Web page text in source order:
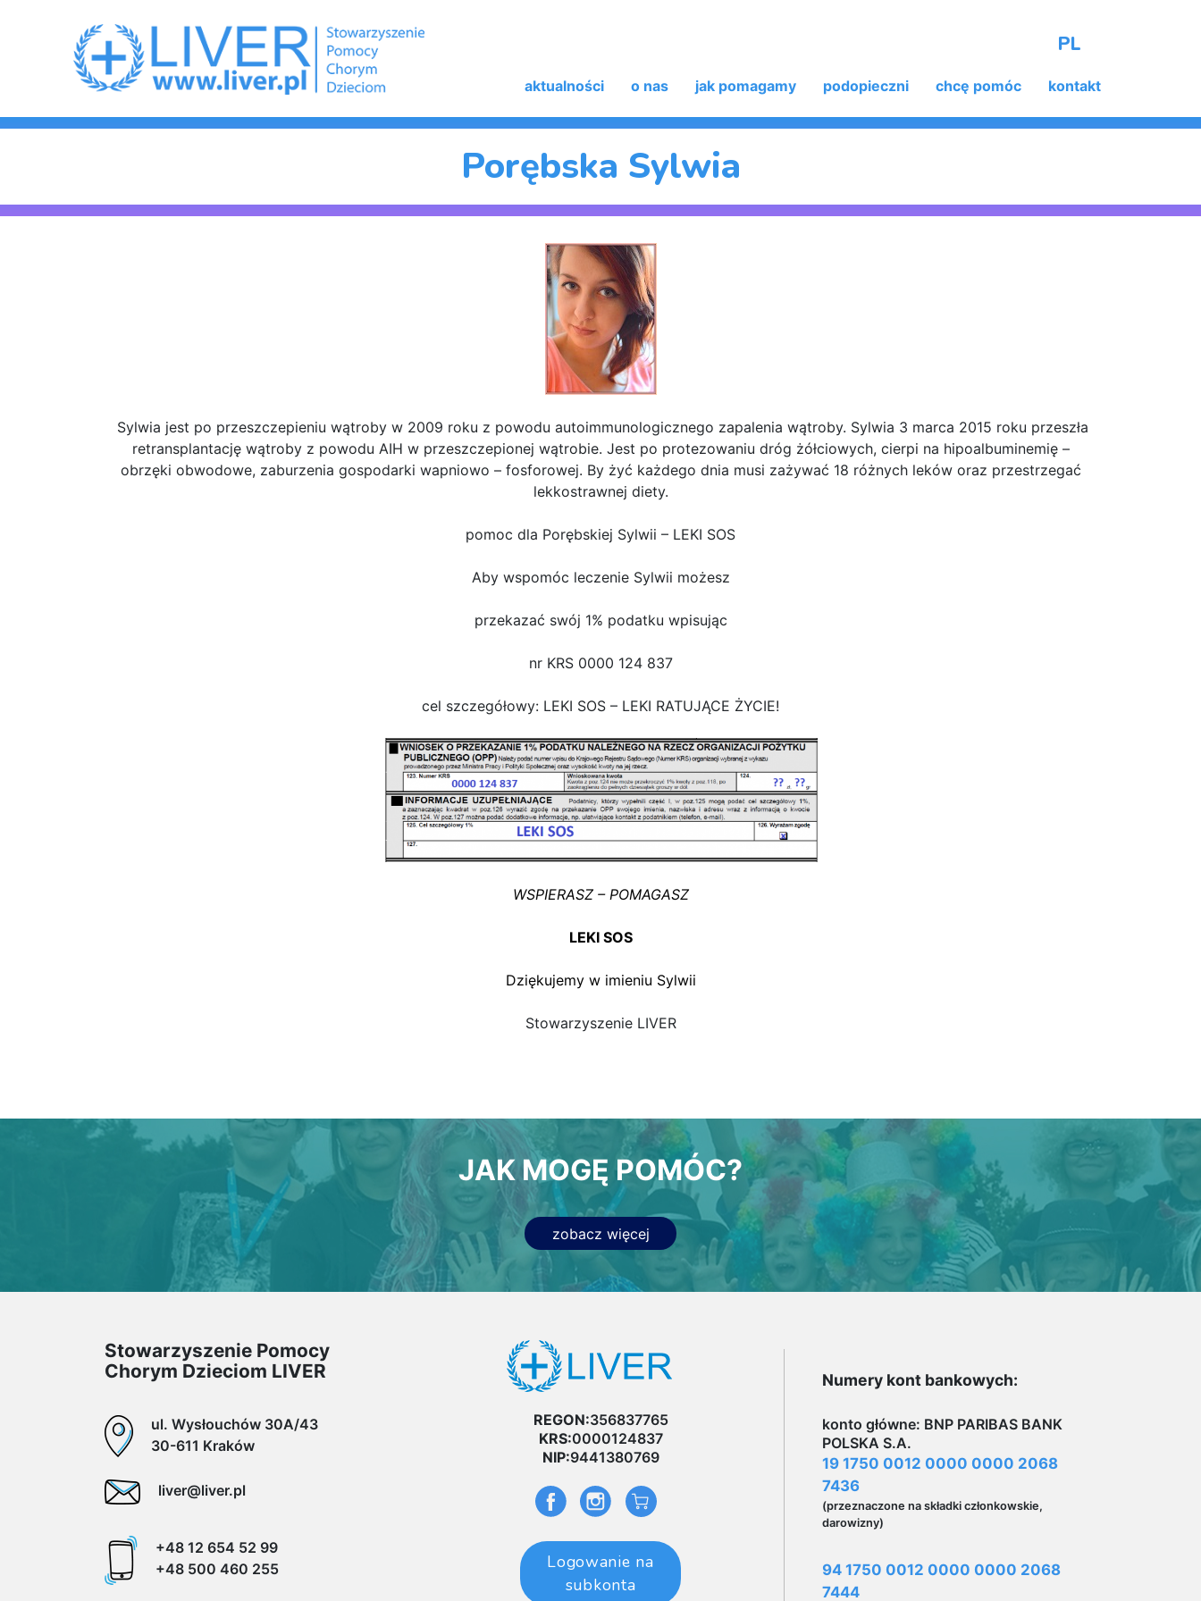
PL
aktualności o nas jak pomagamy podopieczni chcę pomóc kontakt
Porębska Sylwia
Sylwia jest po przeszczepieniu wątroby w 2009 roku z powodu autoimmunologicznego zapalenia wątroby. Sylwia 3 marca 2015 roku przeszła
retransplantację wątroby z powodu AIH w przeszczepionej wątrobie. Jest po protezowaniu dróg żółciowych, cierpi na hipoalbuminemię –
obrzęki obwodowe, zaburzenia gospodarki wapniowo – fosforowej. By żyć każdego dnia musi zażywać 18 różnych leków oraz przestrzegać
lekkostrawnej diety.
pomoc dla Porębskiej Sylwii – LEKI SOS
Aby wspomóc leczenie Sylwii możesz
przekazać swój 1% podatku wpisując
nr KRS 0000 124 837
cel szczegółowy: LEKI SOS – LEKI RATUJĄCE ŻYCIE!
WSPIERASZ – POMAGASZ
LEKI SOS
Dziękujemy w imieniu Sylwii
Stowarzyszenie LIVER
JAK MOGĘ POMÓC?
zobacz więcej
Stowarzyszenie Pomocy
Chorym Dzieciom LIVER
ul. Wysłouchów 30A/43
30-611 Kraków
liver@liver.pl
+48 12 654 52 99
+48 500 460 255
REGON:356837765
KRS:0000124837
NIP:9441380769
Logowanie na
subkonta
Numery kont bankowych:
konto główne: BNP PARIBAS BANK
POLSKA S.A.
19 1750 0012 0000 0000 2068
7436
(przeznaczone na składki członkowskie,
darowizny)
94 1750 0012 0000 0000 2068
7444